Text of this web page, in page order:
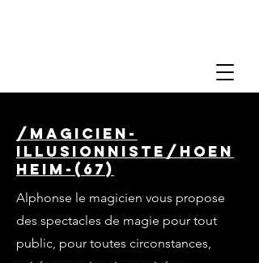
/magicien-
illusionniste/hoen
heim-(67)
Alphonse le magicien vous propose
des spectacles de magie pour tout
public, pour toutes circonstances,